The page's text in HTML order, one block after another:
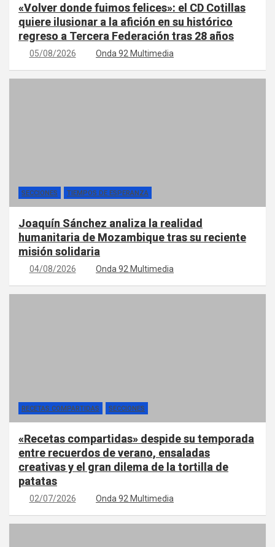
«Volver donde fuimos felices»: el CD Cotillas
quiere ilusionar a la afición en su histórico
regreso a Tercera Federación tras 28 años
05/08/2026 Onda 92 Multimedia
SECCIONES TIEMPOS DE ESPERANZA
Joaquín Sánchez analiza la realidad
humanitaria de Mozambique tras su reciente
misión solidaria
04/08/2026 Onda 92 Multimedia
RECETAS COMPARTIDAS SECCIONES
«Recetas compartidas» despide su temporada
entre recuerdos de verano, ensaladas
creativas y el gran dilema de la tortilla de
patatas
02/07/2026 Onda 92 Multimedia